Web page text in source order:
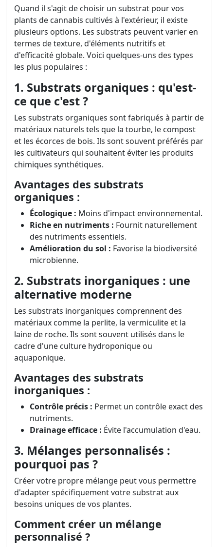
Quand il s'agit de choisir un substrat pour vos
plants de cannabis cultivés à l'extérieur, il existe
plusieurs options. Les substrats peuvent varier en
termes de texture, d'éléments nutritifs et
d'efficacité globale. Voici quelques-uns des types
les plus populaires :
1. Substrats organiques : qu'est-
ce que c'est ?
Les substrats organiques sont fabriqués à partir de
matériaux naturels tels que la tourbe, le compost
et les écorces de bois. Ils sont souvent préférés par
les cultivateurs qui souhaitent éviter les produits
chimiques synthétiques.
Avantages des substrats
organiques :
Écologique : Moins d'impact environnemental.
Riche en nutriments : Fournit naturellement
des nutriments essentiels.
Amélioration du sol : Favorise la biodiversité
microbienne.
2. Substrats inorganiques : une
alternative moderne
Les substrats inorganiques comprennent des
matériaux comme la perlite, la vermiculite et la
laine de roche. Ils sont souvent utilisés dans le
cadre d'une culture hydroponique ou
aquaponique.
Avantages des substrats
inorganiques :
Contrôle précis : Permet un contrôle exact des
nutriments.
Drainage efficace : Évite l'accumulation d'eau.
3. Mélanges personnalisés :
pourquoi pas ?
Créer votre propre mélange peut vous permettre
d'adapter spécifiquement votre substrat aux
besoins uniques de vos plantes.
Comment créer un mélange
personnalisé ?